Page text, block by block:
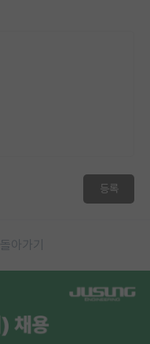
등록
아가기